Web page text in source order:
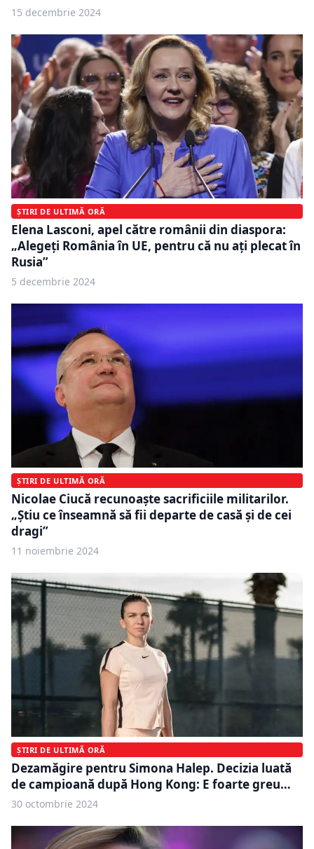
15 decembrie 2024
ȘTIRI DE ULTIMĂ ORĂ
Elena Lasconi, apel către românii din diaspora:
„Alegeți România în UE, pentru că nu ați plecat în
Rusia”
5 decembrie 2024
ȘTIRI DE ULTIMĂ ORĂ
Nicolae Ciucă recunoaște sacrificiile militarilor.
„Știu ce înseamnă să fii departe de casă și de cei
dragi”
11 noiembrie 2024
ȘTIRI DE ULTIMĂ ORĂ
Dezamăgire pentru Simona Halep. Decizia luată
de campioană după Hong Kong: E foarte greu…
30 octombrie 2024